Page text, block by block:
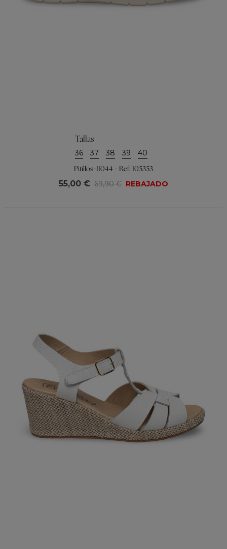
Tallas
36 37 38 39 40
Pitillos-11044 - Ref: 105353
55,00 € 69,90 € REBAJADO